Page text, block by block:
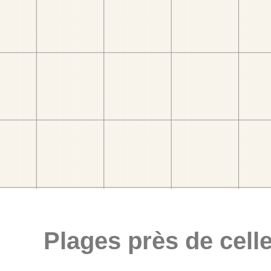
Plages près de